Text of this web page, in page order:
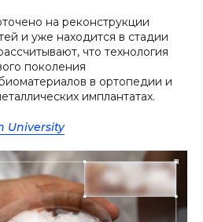
на реконструкции
и уже находится в стадии
что технология
поколения
в ортопедии и
имплантатах.
University